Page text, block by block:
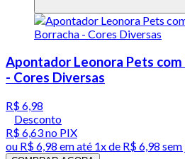
Apontador Leonora Pets
- Cores Diversas
R$ 6,98
Desconto
R$ 6,63no PIX
ou R$ 6,98 em até 1x de R$ 6,98 sem